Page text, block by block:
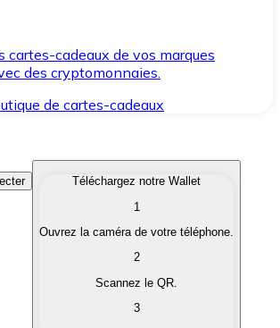
cartes-cadeaux de vos marques
des cryptomonnaies.
de cartes-cadeaux
Cryptomonnaies
cryptomonnaies qui vous intéressent
vos cryptomonnaies en monnaie
Téléchargez notre Wallet
1
Ouvrez la caméra de votre téléphone.
2
Scannez le QR.
3